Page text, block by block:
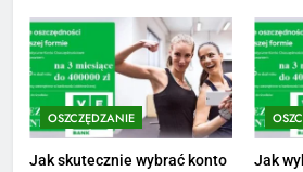
Ile zarabia
aktualne
striptizera
ZAROBKI
2
Ile zarabia
OSZCZĘDZANIE
Jak skutecznie wybrać konto
Jak